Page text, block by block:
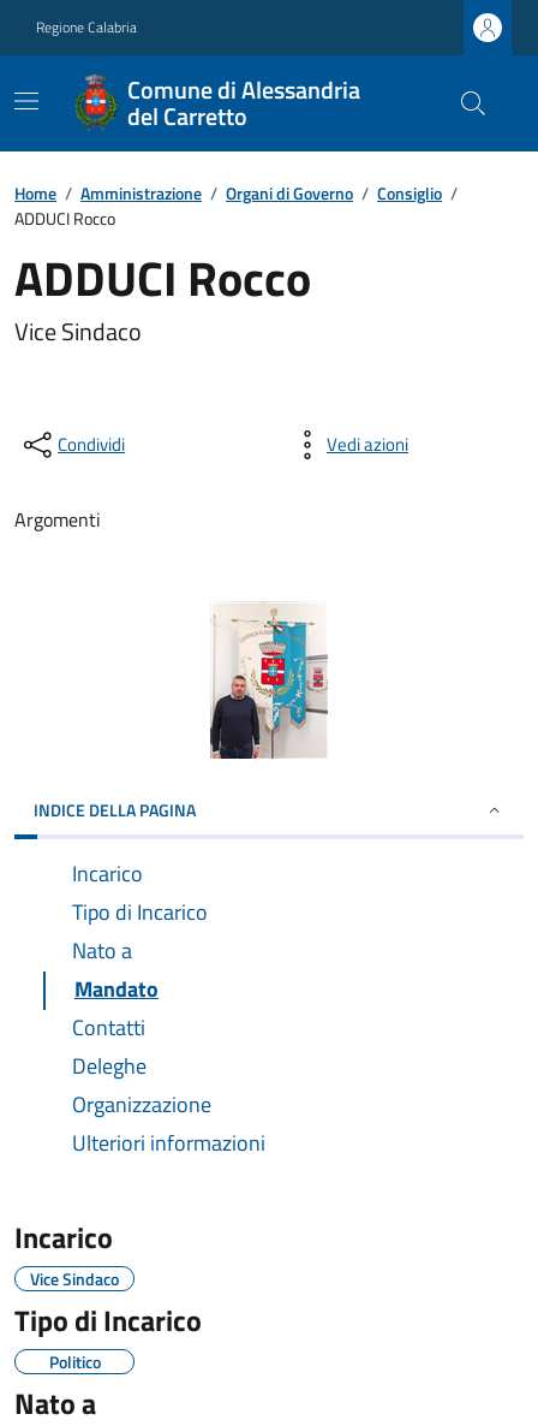
Regione Calabria
Comune di Alessandria
del Carretto
Home / Amministrazione / Organi di Governo / Consiglio /
ADDUCI Rocco
ADDUCI Rocco
Vice Sindaco
Condividi Vedi azioni
Argomenti
INDICE DELLA PAGINA
Incarico
Tipo di Incarico
Nato a
Mandato
Contatti
Deleghe
Organizzazione
Ulteriori informazioni
Incarico
Vice Sindaco
Tipo di Incarico
Politico
Nato a